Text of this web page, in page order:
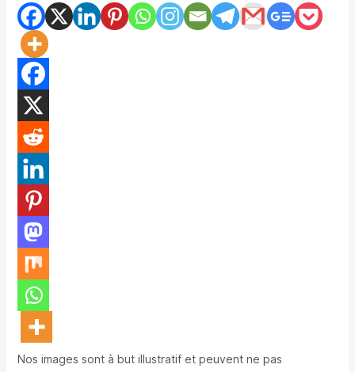
Nos images sont à but illustratif et peuvent ne pas